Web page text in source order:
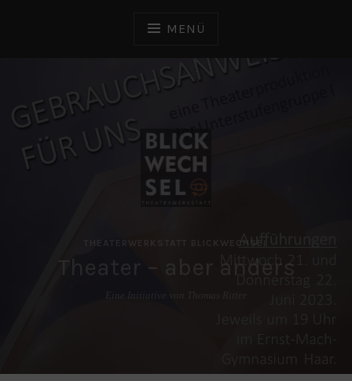
MENÜ
THEATERWERKSTATT BLICKWECHSEL
Theater – aber anders